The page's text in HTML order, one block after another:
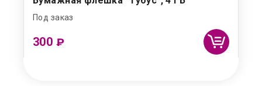
Под заказ
300 ₽